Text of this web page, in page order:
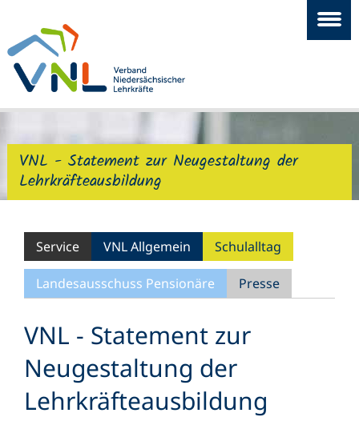
VNL - Statement zur Neugestaltung der
Lehrkräfteausbildung
Service VNL Allgemein Schulalltag
Landesausschuss Pensionäre Presse
VNL - Statement zur
Neugestaltung der
Lehrkräfteausbildung